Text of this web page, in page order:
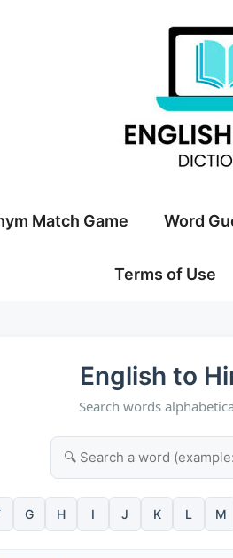
Match Game Word
Terms of Use
English to
Search words
G H I J K L M